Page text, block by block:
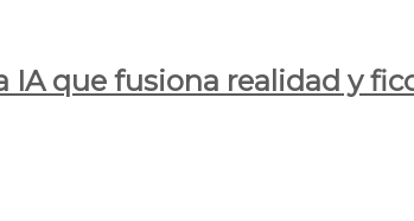
que fusiona realidad y